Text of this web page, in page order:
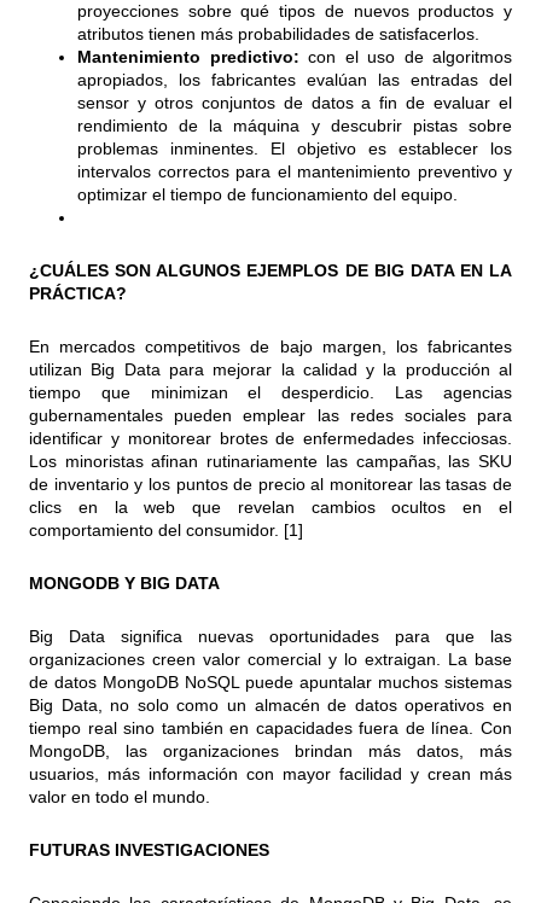
proyecciones sobre qué tipos de nuevos productos y
atributos tienen más probabilidades de satisfacerlos.
Mantenimiento predictivo: con el uso de algoritmos
apropiados, los fabricantes evalúan las entradas del
sensor y otros conjuntos de datos a fin de evaluar el
rendimiento de la máquina y descubrir pistas sobre
problemas inminentes. El objetivo es establecer los
intervalos correctos para el mantenimiento preventivo y
optimizar el tiempo de funcionamiento del equipo.
¿CUÁLES SON ALGUNOS EJEMPLOS DE BIG DATA EN LA
PRÁCTICA?
En mercados competitivos de bajo margen, los fabricantes
utilizan Big Data para mejorar la calidad y la producción al
tiempo que minimizan el desperdicio. Las agencias
gubernamentales pueden emplear las redes sociales para
identificar y monitorear brotes de enfermedades infecciosas.
Los minoristas afinan rutinariamente las campañas, las SKU
de inventario y los puntos de precio al monitorear las tasas de
clics en la web que revelan cambios ocultos en el
comportamiento del consumidor. [1]
MONGODB Y BIG DATA
Big Data significa nuevas oportunidades para que las
organizaciones creen valor comercial y lo extraigan. La base
de datos MongoDB NoSQL puede apuntalar muchos sistemas
Big Data, no solo como un almacén de datos operativos en
tiempo real sino también en capacidades fuera de línea. Con
MongoDB, las organizaciones brindan más datos, más
usuarios, más información con mayor facilidad y crean más
valor en todo el mundo.
FUTURAS INVESTIGACIONES